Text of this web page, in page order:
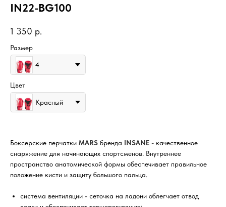
IN22-BG100
1 350 р.
Размер
4
Цвет
Красный
Боксерские перчатки MARS бренда INSANE - качественное
снаряжение для начинающих спортсменов. Внутреннее
пространство анатомической формы обеспечивает правильное
положение кисти и защиту большого пальца.
система вентиляции - сеточка на ладони облегчает отвод